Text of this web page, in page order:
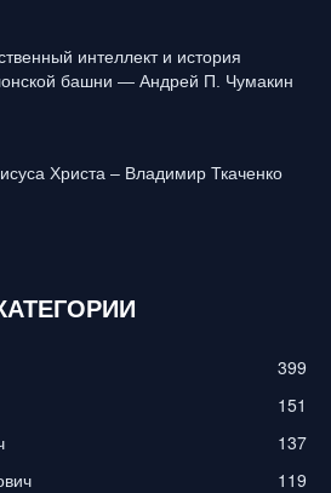
интеллект и история
башни — Андрей П. Чумакин
Христа – Владимир Ткаченко
399
151
137
119